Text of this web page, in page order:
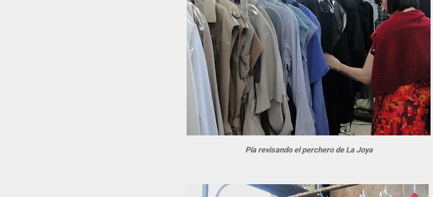
Pía revisando el perchero de La Joya